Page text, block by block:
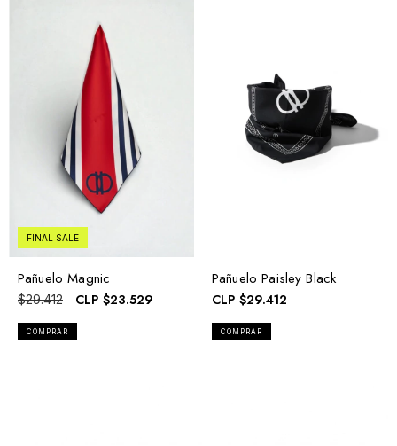
FINAL SALE
Pañuelo Magnic
$29.412 CLP $23.529
COMPRAR
Pañuelo Paisley Black
CLP $29.412
COMPRAR